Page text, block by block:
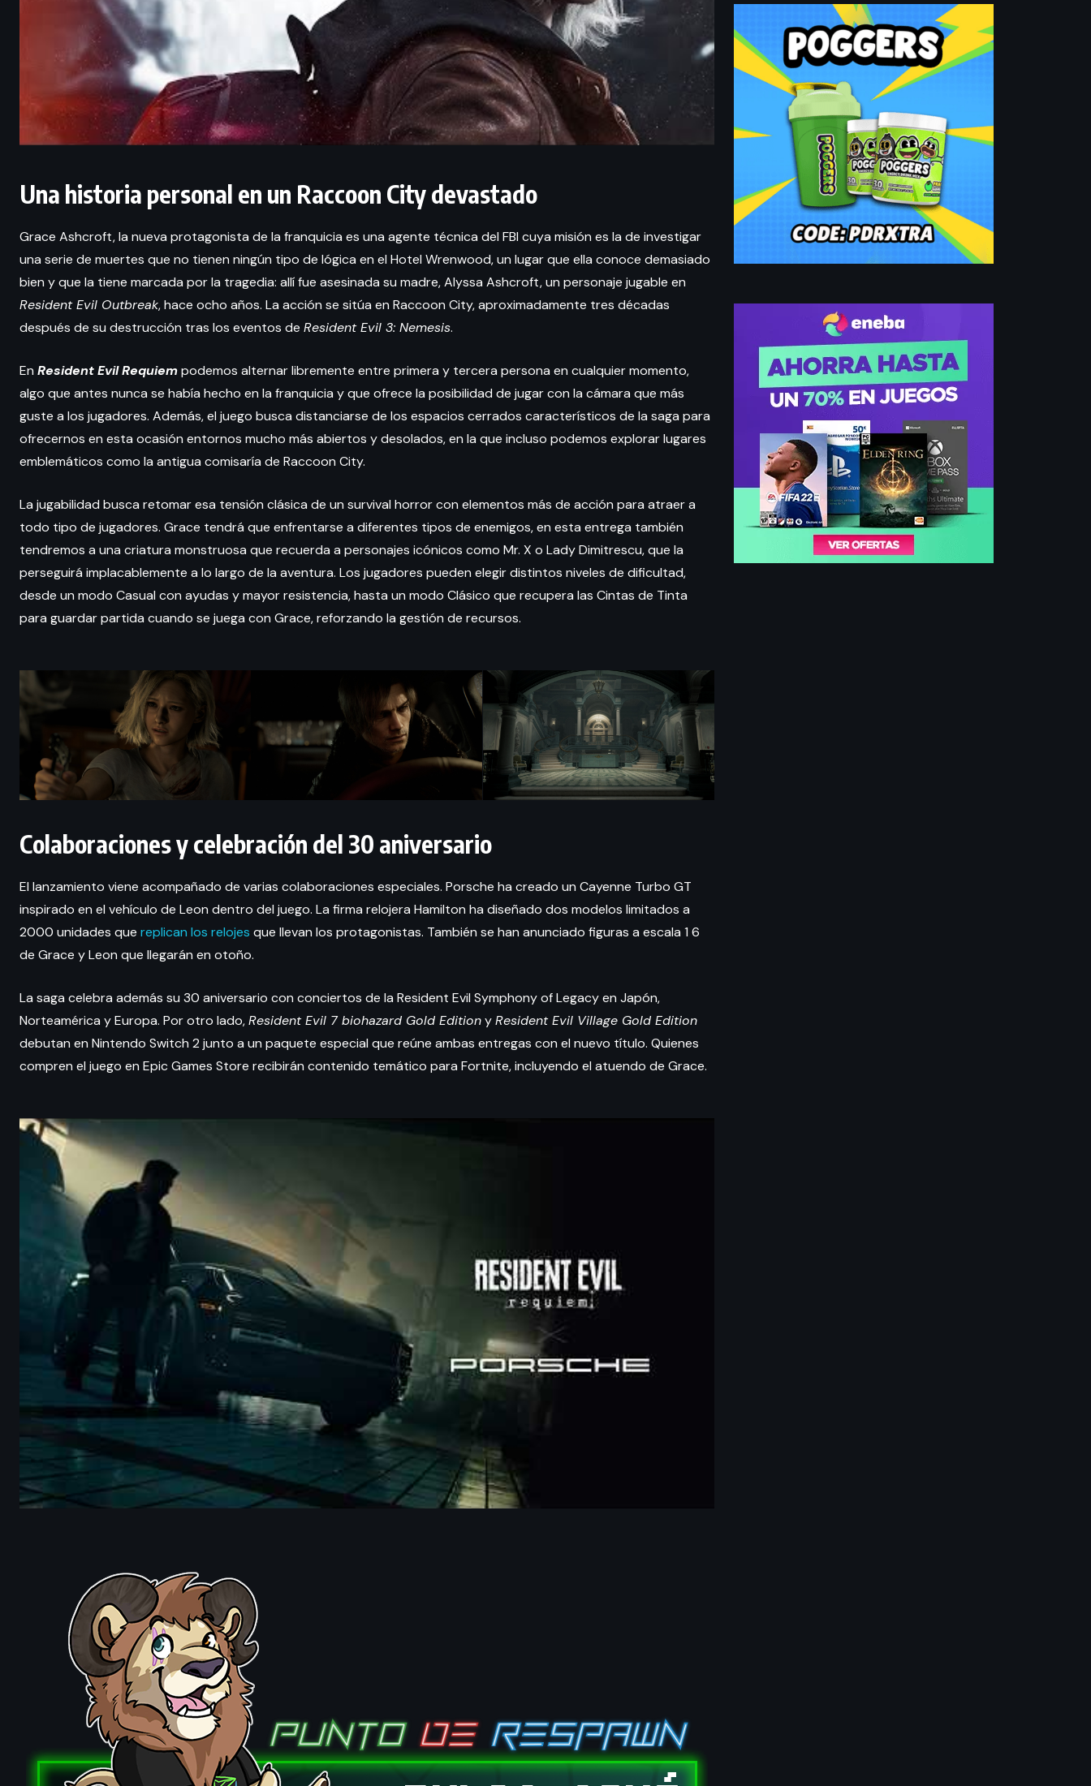
Una historia personal en un Raccoon City devastado
Grace Ashcroft, la nueva protagonista de la franquicia es una agente técnica del FBI cuya misión es la de investigar
una serie de muertes que no tienen ningún tipo de lógica en el Hotel Wrenwood, un lugar que ella conoce demasiado
bien y que la tiene marcada por la tragedia: allí fue asesinada su madre, Alyssa Ashcroft, un personaje jugable en
Resident Evil Outbreak, hace ocho años. La acción se sitúa en Raccoon City, aproximadamente tres décadas
después de su destrucción tras los eventos de Resident Evil 3: Nemesis.
En Resident Evil Requiempodemos alternar libremente entre primera y tercera persona en cualquier momento,
algo que antes nunca se había hecho en la franquicia y que ofrece la posibilidad de jugar con la cámara que más
guste a los jugadores. Además, el juego busca distanciarse de los espacios cerrados característicos de la saga para
ofrecernos en esta ocasión entornos mucho más abiertos y desolados, en la que incluso podemos explorar lugares
emblemáticos como la antigua comisaría de Raccoon City.
La jugabilidad busca retomar esa tensión clásica de un survival horror con elementos más de acción para atraer a
todo tipo de jugadores. Grace tendrá que enfrentarse a diferentes tipos de enemigos, en esta entrega también
tendremos a una criatura monstruosa que recuerda a personajes icónicos como Mr. X o Lady Dimitrescu, que la
perseguirá implacablemente a lo largo de la aventura. Los jugadores pueden elegir distintos niveles de dificultad,
desde un modo Casual con ayudas y mayor resistencia, hasta un modo Clásico que recupera las Cintas de Tinta
para guardar partida cuando se juega con Grace, reforzando la gestión de recursos.
Colaboraciones y celebración del 30 aniversario
El lanzamiento viene acompañado de varias colaboraciones especiales. Porsche ha creado un Cayenne Turbo GT
inspirado en el vehículo de Leon dentro del juego. La firma relojera Hamilton ha diseñado dos modelos limitados a
2000 unidades que replican los relojes que llevan los protagonistas. También se han anunciado figuras a escala 1 6
de Grace y Leon que llegarán en otoño.
La saga celebra además su 30 aniversario con conciertos de la Resident Evil Symphony of Legacy en Japón,
Norteamérica y Europa. Por otro lado,Resident Evil 7 biohazard Gold EditionyResident Evil Village Gold Edition
debutan en Nintendo Switch 2 junto a un paquete especial que reúne ambas entregas con el nuevo título. Quienes
compren el juego en Epic Games Store recibirán contenido temático para Fortnite, incluyendo el atuendo de Grace.